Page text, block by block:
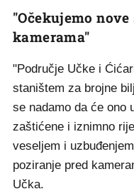
"Očekujemo
kamerama"
"Područje Učke i
staništem za brojne
se nadamo da će ono
zaštićene i iznimno
veseljem i
poziranje pred
Učka.